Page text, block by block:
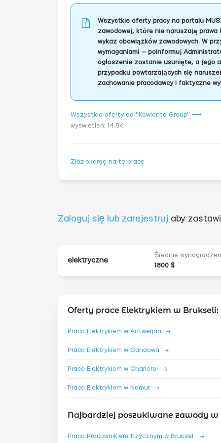
Wszystkie oferty pracy na portalu
zawodowej, które nie naruszają prawa
wykaz obowiązków zawodowych. W
wymaganiami — poinformuj
ogłoszenie zostanie usunięte, a jego
przypadku powtarzających się
zachowanie pracodawcy i faktyczne
Wszystkie oferty od "Kowianta Group" ⟶
wyświetleń: 14.9K
Złóż skargę na tę pracę
Zaloguj się lub zarejestruj aby
elektryczne
Średnie
1800 $
Oferty prace Elektrykiem w Brukseli:
Praca Elektrykiem w Antwerpia →
Praca Elektrykiem w Gandawa →
Praca Elektrykiem w Charleroi →
Praca Elektrykiem w Namur →
Najbardziej poszukiwane zawody w
Praca Pracownikiem fizycznym w Brukseli →